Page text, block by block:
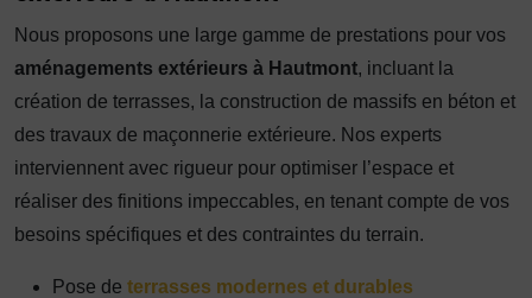
Nous proposons une large gamme de prestations pour vos
aménagements extérieurs à Hautmont, incluant la
création de terrasses, la construction de massifs en béton et
des travaux de maçonnerie extérieure. Nos experts
interviennent avec rigueur pour optimiser l’espace et
réaliser des finitions impeccables, en tenant compte de vos
besoins spécifiques et des contraintes du terrain.
Pose de terrasses modernes et durables